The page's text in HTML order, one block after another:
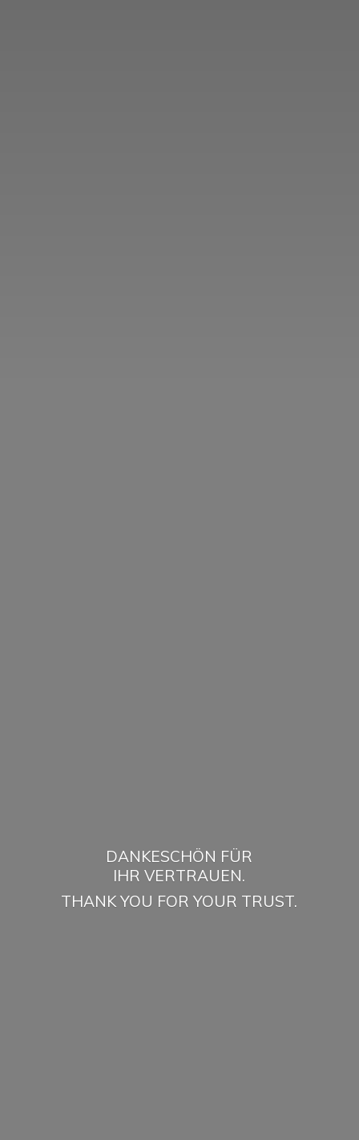
DANKESCHÖN FÜR
IHR VERTRAUEN.
THANK YOU FORYOUR TRUST.